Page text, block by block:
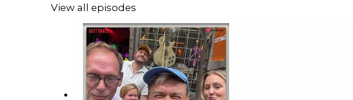
View all episodes